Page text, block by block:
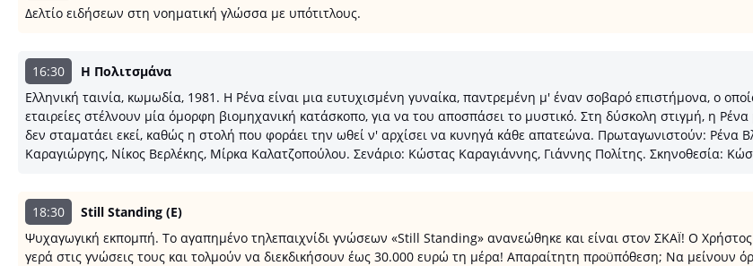
Δελτίο ειδήσεων στη νοηματική γλώσσα με υπότιτλους.
16:30
Η Πολιτσμάνα
Ελληνική ταινία, κωμωδία, 1981. Η Ρένα είναι μια ευτυχισμένη γυναίκα, παντρεμένη μ' έναν σοβαρό επιστήμονα, ο
εταιρείες στέλνουν μία όμορφη βιομηχανική κατάσκοπο, για να του αποσπάσει το μυστικό. Στη δύσκολη στιγμή, η
δεν σταματάει εκεί, καθώς η στολή που φοράει την ωθεί ν' αρχίσει να κυνηγά κάθε απατεώνα. Πρωταγωνιστούν:
Καραγιώργης, Νίκος Βερλέκης, Μίρκα Καλατζοπούλου. Σενάριο: Κώστας Καραγιάννης, Γιάννης Πολίτης. Σκηνοθεσία:
18:30
Still Standing (Ε)
Ψυχαγωγική εκπομπή. Το αγαπημένο τηλεπαιχνίδι γνώσεων «Still Standing» ανανεώθηκε και είναι στον ΣΚΑΪ! Ο
γερά στις γνώσεις τους και τολμούν να διεκδικήσουν έως 30.000 ευρώ τη μέρα! Απαραίτητη προϋπόθεση; Να μείνουν